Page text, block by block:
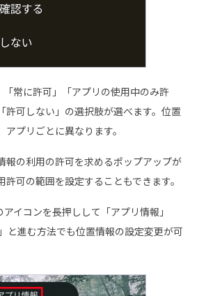
常に許可」「アプリの使用中のみ許
許可しない」の選択肢が選べます。位置
プリごとに異なります。
報の利用の許可を求めるポップアップが
可の範囲を設定することもできます。
イコンを長押しして「アプリ情報」
と進む方法でも位置情報の設定変更が可